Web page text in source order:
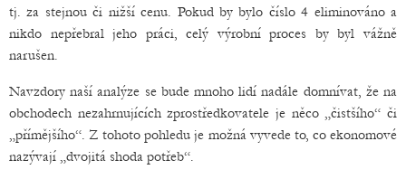
tj. za stejnou či nižší cenu. Pokud by bylo číslo 4 eliminováno a
nikdo nepřebral jeho práci, celý výrobní proces by byl vážně
narušen.
Navzdory naší analýze se bude mnoho lidí nadále domnívat, že na
obchodech nezahrnujících zprostředkovatele je něco „čistšího“ či
„přímějšího“. Z tohoto pohledu je možná vyvede to, co ekonomové
nazývají „dvojitá shoda potřeb“.